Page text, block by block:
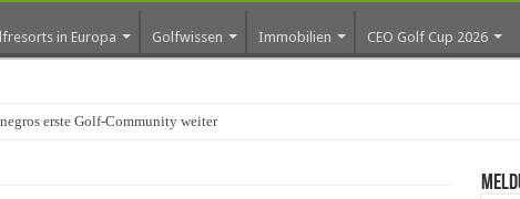
in Europa Golfwissen Immobilien CEO Golf Cup 2026
erste Golf-Community weiter aus